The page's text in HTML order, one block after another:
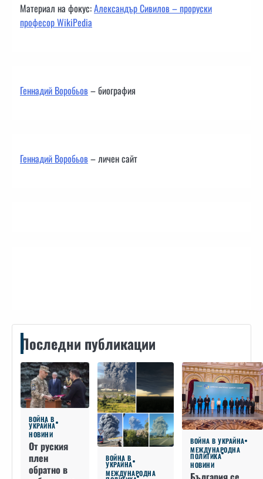
Материал на фокус:Александър Сивилов – проруски
професор WikiPedia
Геннадий Воробьов– биография
Геннадий Воробьов– личен сайт
Последни публикации
ВОЙНА В
УКРАЙНА
НОВИНИ
От руския
плен
обратно в
ВОЙНА В
УКРАЙНА
МЕЖДУНАРОДНА
ВОЙНА В УКРАЙНА
МЕЖДУНАРОДНА
ПОЛИТИКА
НОВИНИ